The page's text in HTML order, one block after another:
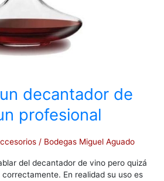
decantador de
profesional
/ Bodegas Miguel Aguado
del decantador de vino pero quizá
En realidad su uso es